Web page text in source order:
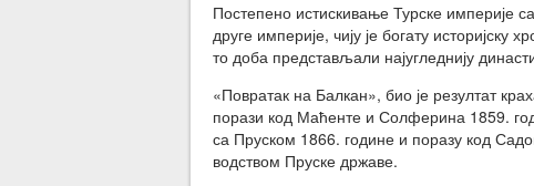
Постепено истискивање Турске империје
друге империје, чију је богату историјску
то доба представљали најугледнију
«Повратак на Балкан», био је резултат
порази код Маћенте и Солферина 1859.
са Пруском 1866. године и поразу код
водством Пруске државе.